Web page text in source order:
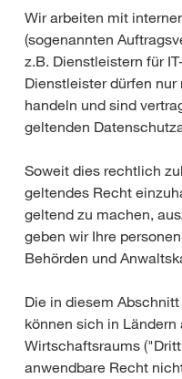
Wir arbeiten mit
(sogenannten
z.B. Dienstleistern für
Dienstleister dürfen
handeln und sind
geltenden
Soweit dies rechtlich
geltendes Recht
geltend zu machen,
geben wir Ihre
Behörden und
Die in diesem
können sich in
Wirtschaftsraums
anwendbare Recht